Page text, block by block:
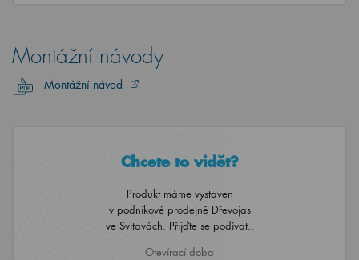
Montážní návody
Montážní návod
Chcete to vidět?
Produkt máme vystaven
v podnikové prodejně Dřevojas
ve Svitavách. Přijďte se podívat..
Otevírací doba